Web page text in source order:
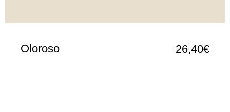
Oloroso 26,40€